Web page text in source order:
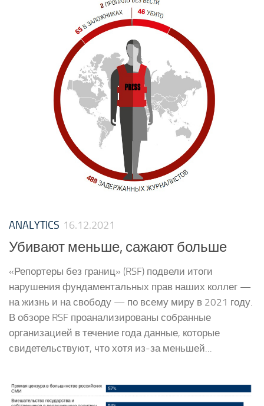
ANALYTICS 16.12.2021
Убивают меньше, сажают больше
«Репортеры без границ» (RSF) подвели итоги
нарушения фундаментальных прав наших коллег —
на жизнь и на свободу — по всему миру в 2021 году.
В обзоре RSF проанализированы собранные
организацией в течение года данные, которые
свидетельствуют, что хотя из-за меньшей...